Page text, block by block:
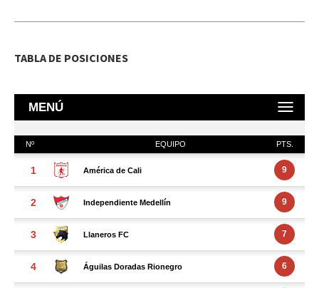
TABLA DE POSICIONES